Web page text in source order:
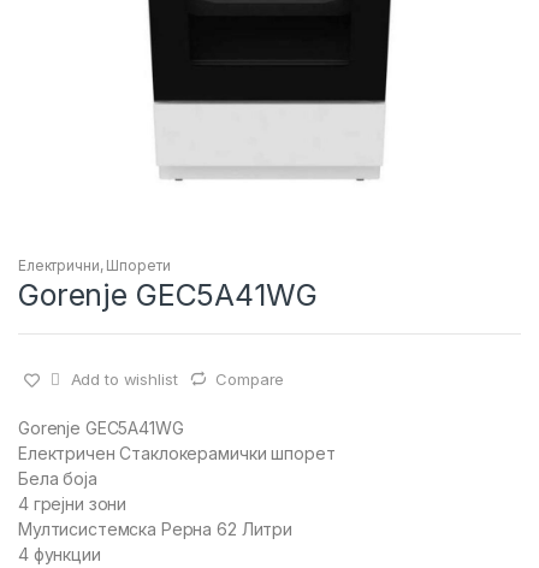
Електрични, Шпорети
Gorenje GEC5A41WG
Add to wishlist Compare
Gorenje GEC5A41WG
Електричен Стаклокерамички шпорет
Бела боја
4 грејни зони
Мултисистемска Рерна 62 Литри
4 функции